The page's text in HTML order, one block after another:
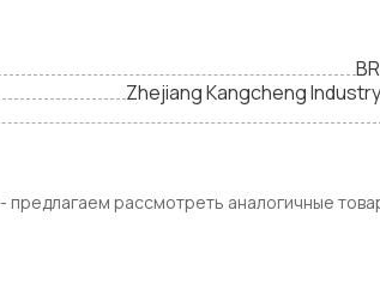
Zhejiang Kangcheng
предлагаем рассмотреть аналогичные